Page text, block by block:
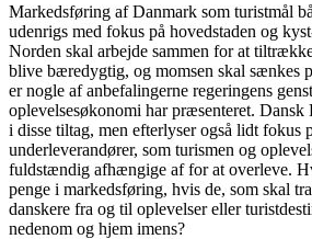
Markedsføring af Danmark som turistmål
udenrigs med fokus på hovedstaden og
Norden skal arbejde sammen for at
blive bæredygtig, og momsen skal sænkes
er nogle af anbefalingerne regeringens
oplevelsesøkonomi har præsenteret. Dansk
i disse tiltag, men efterlyser også lidt fokus
underleverandører, som turismen og
fuldstændig afhængige af for at overleve.
penge i markedsføring, hvis de, som skal
danskere fra og til oplevelser eller
nedenom og hjem imens?